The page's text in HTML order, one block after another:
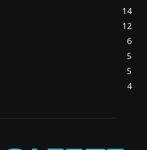
14
12
6
5
5
4